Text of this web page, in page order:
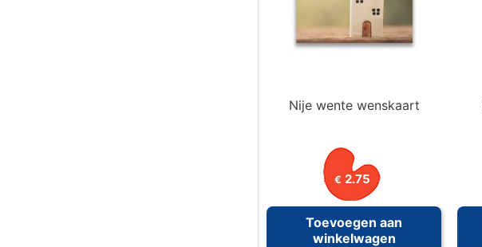
Nije wente wenskaart
€ 2.75
Toevoegen aan
winkelwagen